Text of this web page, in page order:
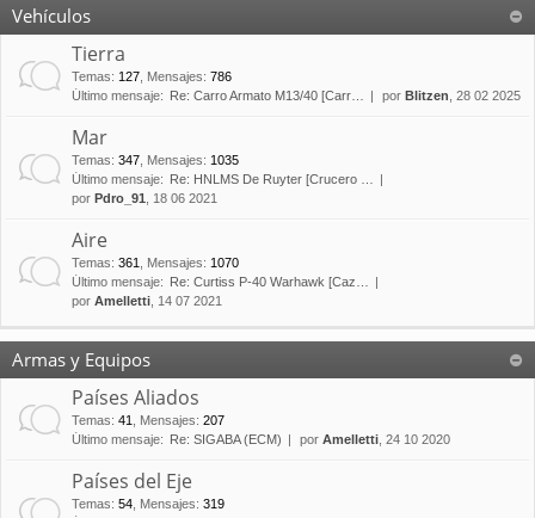
Vehículos
Tierra
Temas: 127 Mensajes: 786
Último mensaje:
Re: Carro Armato M13/40 [Carr… por Blitzen , 28 02 2025
Mar
Temas: 347 Mensajes: 1035
Último mensaje:
Re: HNLMS De Ruyter [Crucero …
por Pdro_91 , 18 06 2021
Aire
Temas: 361 Mensajes: 1070
Último mensaje:
Re: Curtiss P-40 Warhawk [Caz…
por Amelletti , 14 07 2021
Armas y Equipos
Países Aliados
Temas: 41 Mensajes: 207
Último mensaje:
Re: SIGABA (ECM) por Amelletti , 24 10 2020
Países del Eje
Temas: 54 Mensajes: 319